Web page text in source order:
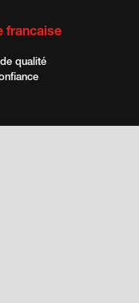
francaise
qualité